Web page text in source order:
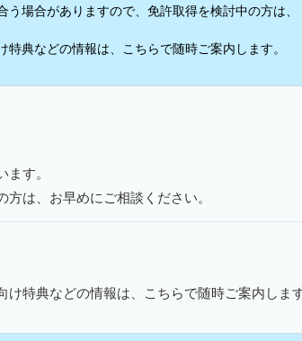
場合がありますので、免許取得を検討中の方は、
典などの情報は、こちらで随時ご案内します。
す。
は、お早めにご相談ください。
け特典などの情報は、こちらで随時ご案内しま